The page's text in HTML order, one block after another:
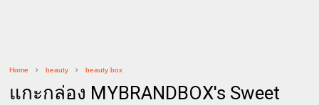
Home beauty beauty box
แกะกล่อง MYBRANDBOX's Sweet